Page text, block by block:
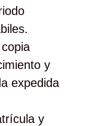
y
expedida
y